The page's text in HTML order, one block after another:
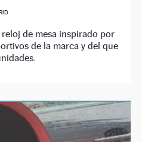
de mesa inspirado por
de la marca y del que